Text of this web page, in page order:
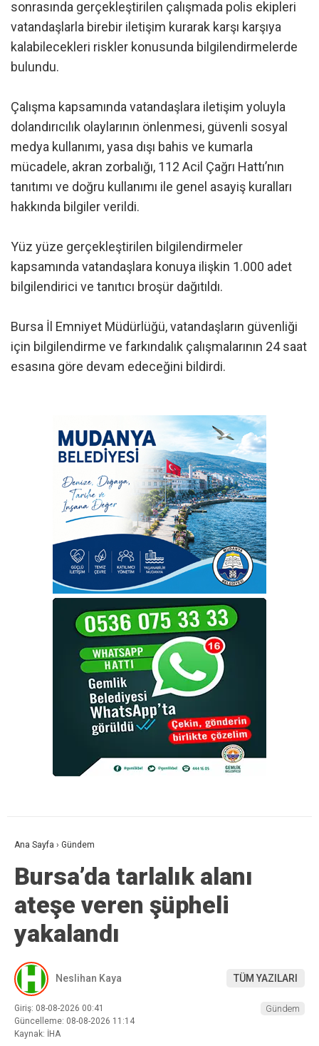
sonrasında gerçekleştirilen çalışmada polis ekipleri
vatandaşlarla birebir iletişim kurarak karşı karşıya
kalabilecekleri riskler konusunda bilgilendirmelerde
bulundu.
Çalışma kapsamında vatandaşlara iletişim yoluyla
dolandırıcılık olaylarının önlenmesi, güvenli sosyal
medya kullanımı, yasa dışı bahis ve kumarla
mücadele, akran zorbalığı, 112 Acil Çağrı Hattı’nın
tanıtımı ve doğru kullanımı ile genel asayiş kuralları
hakkında bilgiler verildi.
Yüz yüze gerçekleştirilen bilgilendirmeler
kapsamında vatandaşlara konuya ilişkin 1.000 adet
bilgilendirici ve tanıtıcı broşür dağıtıldı.
Bursa İl Emniyet Müdürlüğü, vatandaşların güvenliği
için bilgilendirme ve farkındalık çalışmalarının 24 saat
esasına göre devam edeceğini bildirdi.
Ana Sayfa › Gündem
Bursa’da tarlalık alanı
ateşe veren şüpheli
yakalandı
Neslihan Kaya TÜM YAZILARI
Giriş: 08-08-2026 00:41
Güncelleme: 08-08-2026 11:14
Kaynak: İHA
Gündem